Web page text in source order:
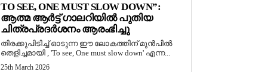
TO SEE, ONE MUST SLOW DOWN”:
ആത്മ ആർട്ട് ഗാലറിയിൽ പുതിയ
ചിത്രപ്രദർശനം ആരംഭിച്ചു
തിരക്കുപിടിച്ച് ഓടുന്ന ഈ ലോകത്തിന് മുൻപിൽ
തെളിച്ചമായി , 'To see, One must slow down' എന്ന...
25th March 2026